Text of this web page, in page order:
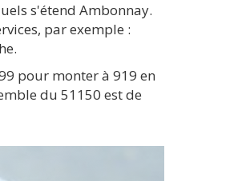
s'étend Ambonnay.
par exemple :
pour monter à 919 en
du 51150 est de